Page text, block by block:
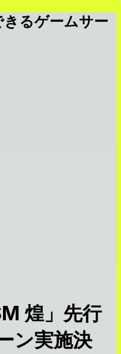
るゲームサー
煌」先行
ン実施決